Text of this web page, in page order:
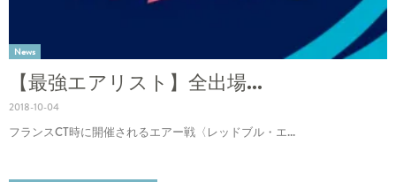
News
【最強エアリスト】全出場...
2018-10-04
フランスCT時に開催されるエアー戦〈レッドブル・エ...